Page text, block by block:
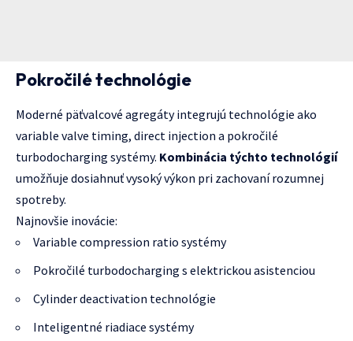
Pokročilé technológie
Moderné päťvalcové agregáty integrujú technológie ako
variable valve timing, direct injection a pokročilé
turbodocharging systémy. Kombinácia týchto technológií
umožňuje dosiahnuť vysoký výkon pri zachovaní rozumnej
spotreby.
Najnovšie inovácie:
Variable compression ratio systémy
Pokročilé turbodocharging s elektrickou asistenciou
Cylinder deactivation technológie
Inteligentné riadiace systémy